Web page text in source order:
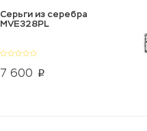
7 600 p
Серьги из серебра
MVE328PL